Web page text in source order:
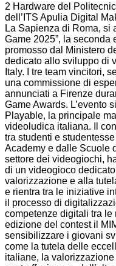
2 Hardware del
dell’ITS Apulia Digital
La Sapienza di Roma, si
Game 2025”, la
promosso dal Ministero
dedicato allo sviluppo di
Italy. I tre team vincitori,
una commissione di
annunciati a Firenze
Game Awards. L’evento
Playable, la principale
videoludica italiana. Il
tra studenti e
Academy e dalle Scuole
settore dei videogiochi,
di un videogioco
valorizzazione e alla
e rientra tra le iniziative
il processo di
competenze digitali tra
edizione del contest il
sensibilizzare i giovani
come la tutela delle
italiane, la